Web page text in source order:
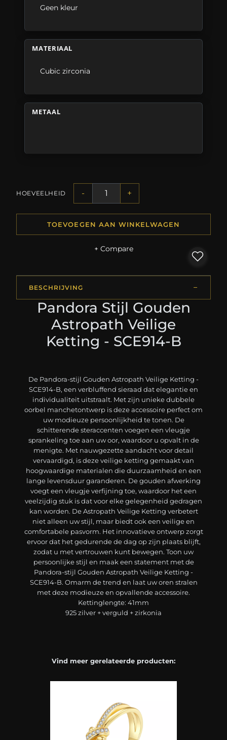
Geen kleur
MATERIAAL
Cubic zirconia
METAAL
HOEVEELHEID - +
TOEVOEGEN AAN WINKELWAGEN
+ Compare
BESCHRIJVING
Pandora Stijl Gouden
Astropath Veilige
Ketting - SCE914-B
De Pandora-stijl Gouden Astropath Veilige Ketting -
SCE914-B, een verbluffend sieraad dat elegantie en
individualiteit uitstraalt. Met zijn unieke dubbele
oorbel manchetontwerp is deze accessoire perfect om
uw modieuze persoonlijkheid te tonen. De
schitterende steraccenten voegen een vleugje
sprankeling toe aan uw oor, waardoor u opvalt in de
menigte. Met nauwgezette aandacht voor detail
vervaardigd, is deze veilige ketting gemaakt van
hoogwaardige materialen die duurzaamheid en een
lange levensduur garanderen. De gouden afwerking
voegt een vleugje verfijning toe, waardoor het een
veelzijdig stuk is dat voor elke gelegenheid gedragen
kan worden. De Astropath Veilige Ketting verbetert
niet alleen uw stijl, maar biedt ook een veilige en
comfortabele pasvorm. Het innovatieve ontwerp zorgt
ervoor dat het gedurende de dag op zijn plaats blijft,
zodat u met vertrouwen kunt bewegen. Toon uw
persoonlijke stijl en maak een statement met de
Pandora-stijl Gouden Astropath Veilige Ketting -
SCE914-B. Omarm de trend en laat uw oren stralen
met deze modieuze en opvallende accessoire.
Kettinglengte: 41mm
925 zilver + verguld + zirkonia
Vind meer gerelateerde producten: